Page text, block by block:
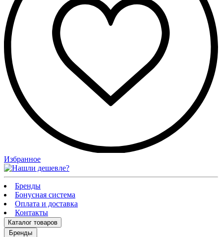
Избранное
Бренды
Бонусная система
Оплата и доставка
Контакты
Каталог товаров
Бренды